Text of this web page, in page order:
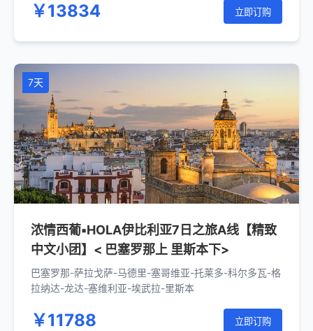
￥13834 立即订购
7天
浓情西葡▪HOLA伊比利亚7日之旅A线【精致
中文小团】< 巴塞罗那上 里斯本下>
巴塞罗那-萨拉戈萨-马德里-塞哥维亚-托莱多-科尔多瓦-格
拉纳达-龙达-塞维利亚-埃武拉-里斯本
￥11788 立即订购